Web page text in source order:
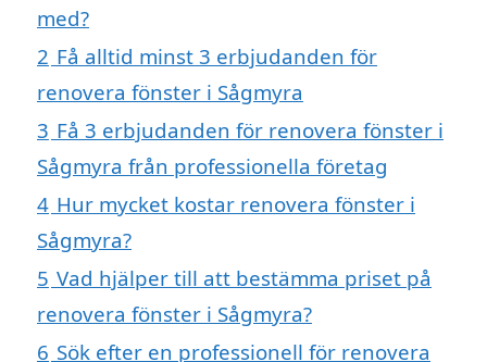
med?
2 Få alltid minst 3 erbjudanden för
renovera fönster i Sågmyra
3 Få 3 erbjudanden för renovera fönster i
Sågmyra från professionella företag
4 Hur mycket kostar renovera fönster i
Sågmyra?
5 Vad hjälper till att bestämma priset på
renovera fönster i Sågmyra?
6 Sök efter en professionell för renovera